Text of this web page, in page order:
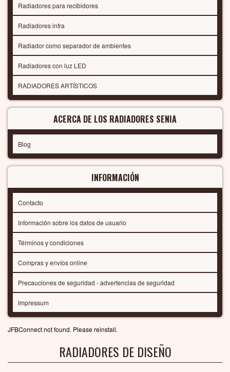
Radiadores para recibidores
Radiadores infra
Radiador como separador de ambientes
Radiadores con luz LED
RADIADORES ARTÍSTICOS
ACERCA DE LOS RADIADORES SENIA
Blog
INFORMACIÓN
Contacto
Información sobre los datos de usuario
Términos y condiciones
Compras y envíos online
Precauciones de seguridad - advertencias de seguridad
Impressum
JFBConnect not found. Please reinstall.
RADIADORES DE DISEÑO